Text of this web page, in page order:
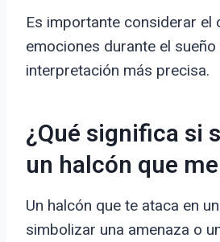
Es importante considerar el
emociones durante el sueño
interpretación más precisa.
¿Qué significa si
un halcón que
Un halcón que te ataca en
simbolizar una amenaza o